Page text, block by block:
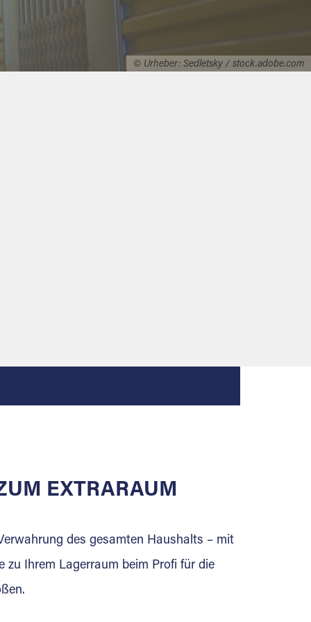
© Urheber: Sedletsky / stock.adobe.com
EXTRARAUM
des gesamten Haushalts – mit
zu Ihrem Lagerraum beim Profi für die